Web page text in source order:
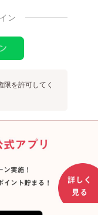
ン
限を許可してく